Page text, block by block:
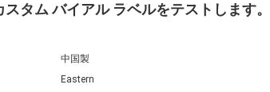
タム バイアル ラベルをテストします。
中国製
Eastern